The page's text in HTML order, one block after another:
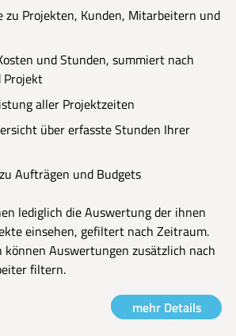
zu Projekten, Kunden, Mitarbeitern und
und Stunden, summiert nach
aller Projektzeiten
über erfasste Stunden Ihrer
Aufträgen und Budgets
lediglich die Auswertung der ihnen
einsehen, gefiltert nach Zeitraum.
können Auswertungen zusätzlich nach
filtern.
mehr Details